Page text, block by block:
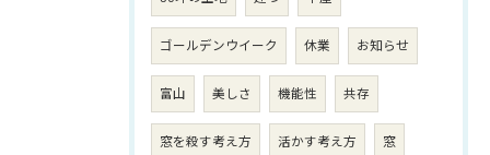
ゴールデンウイーク 休業 お知らせ
富山 美しさ 機能性 共存
窓を殺す考え方 活かす考え方 窓